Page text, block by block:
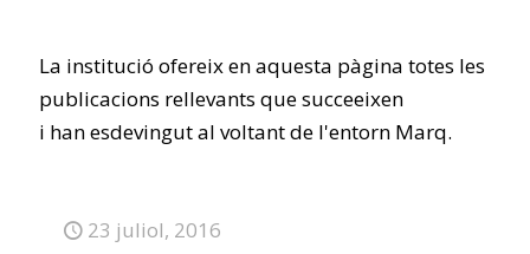
La institució ofereix en aquesta pàgina totes les
publicacions rellevants que succeeixen
i han esdevingut al voltant de l'entorn Marq.
23 juliol, 2016